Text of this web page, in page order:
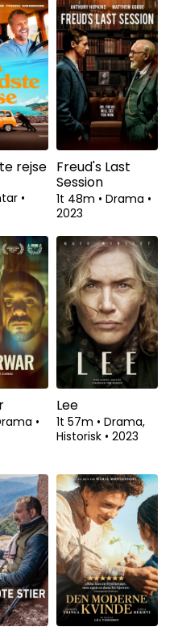
rejse
•
Freud's Last
Session
1t 48m • Drama •
2023
•
Lee
1t 57m • Drama,
Historisk • 2023